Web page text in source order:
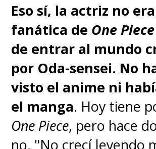
Eso sí, la actriz no era
fanática de One Piece
de entrar al mundo
por Oda-sensei. No
visto el anime ni
el manga. Hoy tiene
One Piece, pero hace
no. "No crecí leyendo